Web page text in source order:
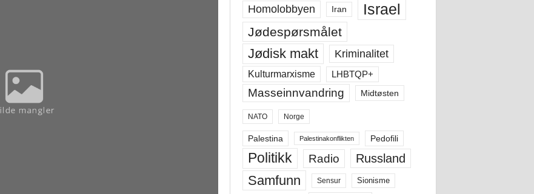
Homolobbyen Iran Israel
Jødespørsmålet
Jødisk makt Kriminalitet
Kulturmarxisme LHBTQP+
Masseinnvandring Midtøsten
NATO Norge
Palestina Palestinakonflikten Pedofili
Politikk Radio Russland
Samfunn Sensur Sionisme